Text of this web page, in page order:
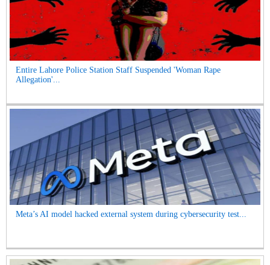
Entire Lahore Police Station Staff Suspended 'Woman Rape
Allegation'...
Meta’s AI model hacked external system during cybersecurity test...